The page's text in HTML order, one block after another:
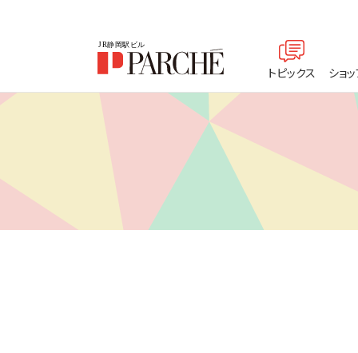
トピックス ショ